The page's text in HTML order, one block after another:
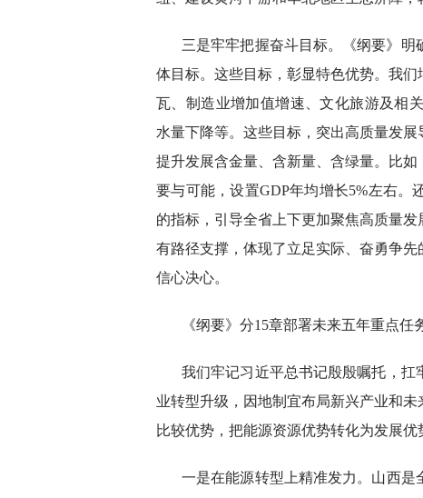
三是牢牢把握奋斗目标。《纲要》明
体目标。这些目标，彰显特色优势。我
瓦、制造业增加值增速、文化旅游及相
水量下降等。这些目标，突出高质量发
提升发展含金量、含新量、含绿量。比
要与可能，设置GDP年均增长5%左右。
的指标，引导全省上下更加聚焦高质量
有路径支撑，体现了立足实际、奋勇争
信心决心。
《纲要》分15章部署未来五年重点任
我们牢记习近平总书记殷殷嘱托，
业转型升级，因地制宜布局新兴产业和
比较优势，把能源资源优势转化为发展优
一是在能源转型上精准发力。山西